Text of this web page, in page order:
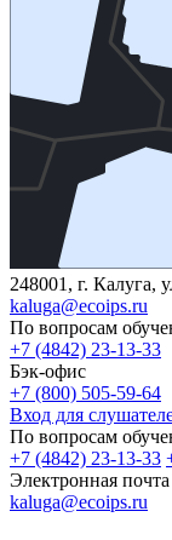
248001, г. Калуга,
kaluga@ecoips.ru
По вопросам
+7 (4842) 23-13-33
Бэк-офис
+7 (800) 505-59-64
Вход для
По вопросам
+7 (4842) 23-13-33
Электронная почта
kaluga@ecoips.ru